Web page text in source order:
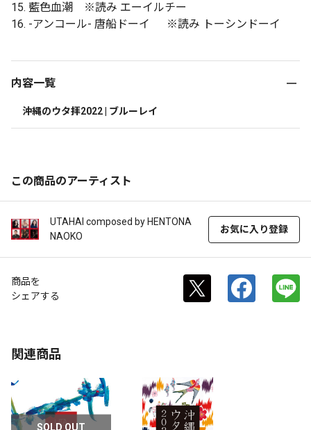
15. 藍色血潮 ※読み エーイルチー
16. -アンコール- 唐船ドーイ ※読み トーシンドーイ
内容一覧
沖縄のウタ拝2022 | ブルーレイ
この商品のアーティスト
UTAHAI composed by HENTONA
NAOKO
お気に入り登録
商品を
シェアする
関連商品
SOLD OUT